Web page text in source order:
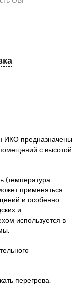
ИКО предназначены
с высотой
(температура
применяться
и особенно
и
используется в
перегрева.